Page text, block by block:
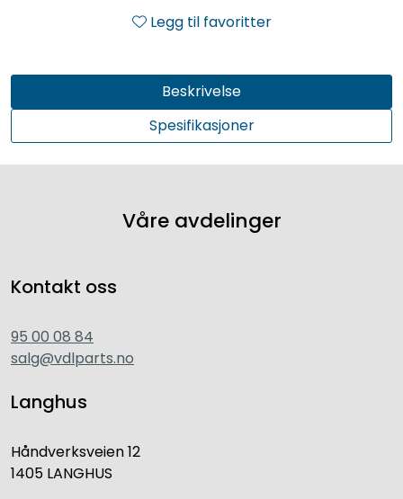
Legg til favoritter
Beskrivelse
Spesifikasjoner
Våre avdelinger
Kontakt oss
95 00 08 84
salg@vdlparts.no
Langhus
Håndverksveien 12
1405 LANGHUS